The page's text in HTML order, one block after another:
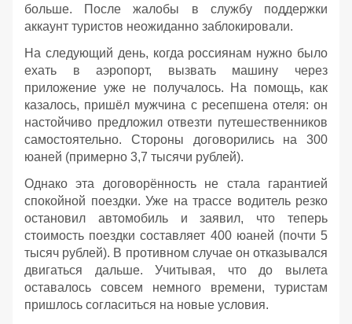
больше. После жалобы в службу поддержки
аккаунт туристов неожиданно заблокировали.
На следующий день, когда россиянам нужно было
ехать в аэропорт, вызвать машину через
приложение уже не получалось. На помощь, как
казалось, пришёл мужчина с ресепшена отеля: он
настойчиво предложил отвезти путешественников
самостоятельно. Стороны договорились на 300
юаней (примерно 3,7 тысячи рублей).
Однако эта договорённость не стала гарантией
спокойной поездки. Уже на трассе водитель резко
остановил автомобиль и заявил, что теперь
стоимость поездки составляет 400 юаней (почти 5
тысяч рублей). В противном случае он отказывался
двигаться дальше. Учитывая, что до вылета
оставалось совсем немного времени, туристам
пришлось согласиться на новые условия.